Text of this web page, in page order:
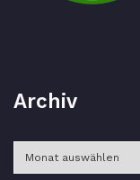
Archiv